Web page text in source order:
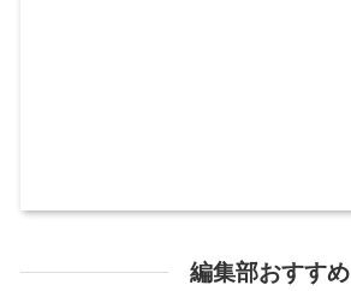
編集部おすすめ